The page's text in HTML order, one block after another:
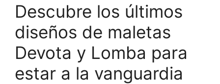
Descubre los últimos
diseños de maletas
Devota y Lomba para
estar a la vanguardia